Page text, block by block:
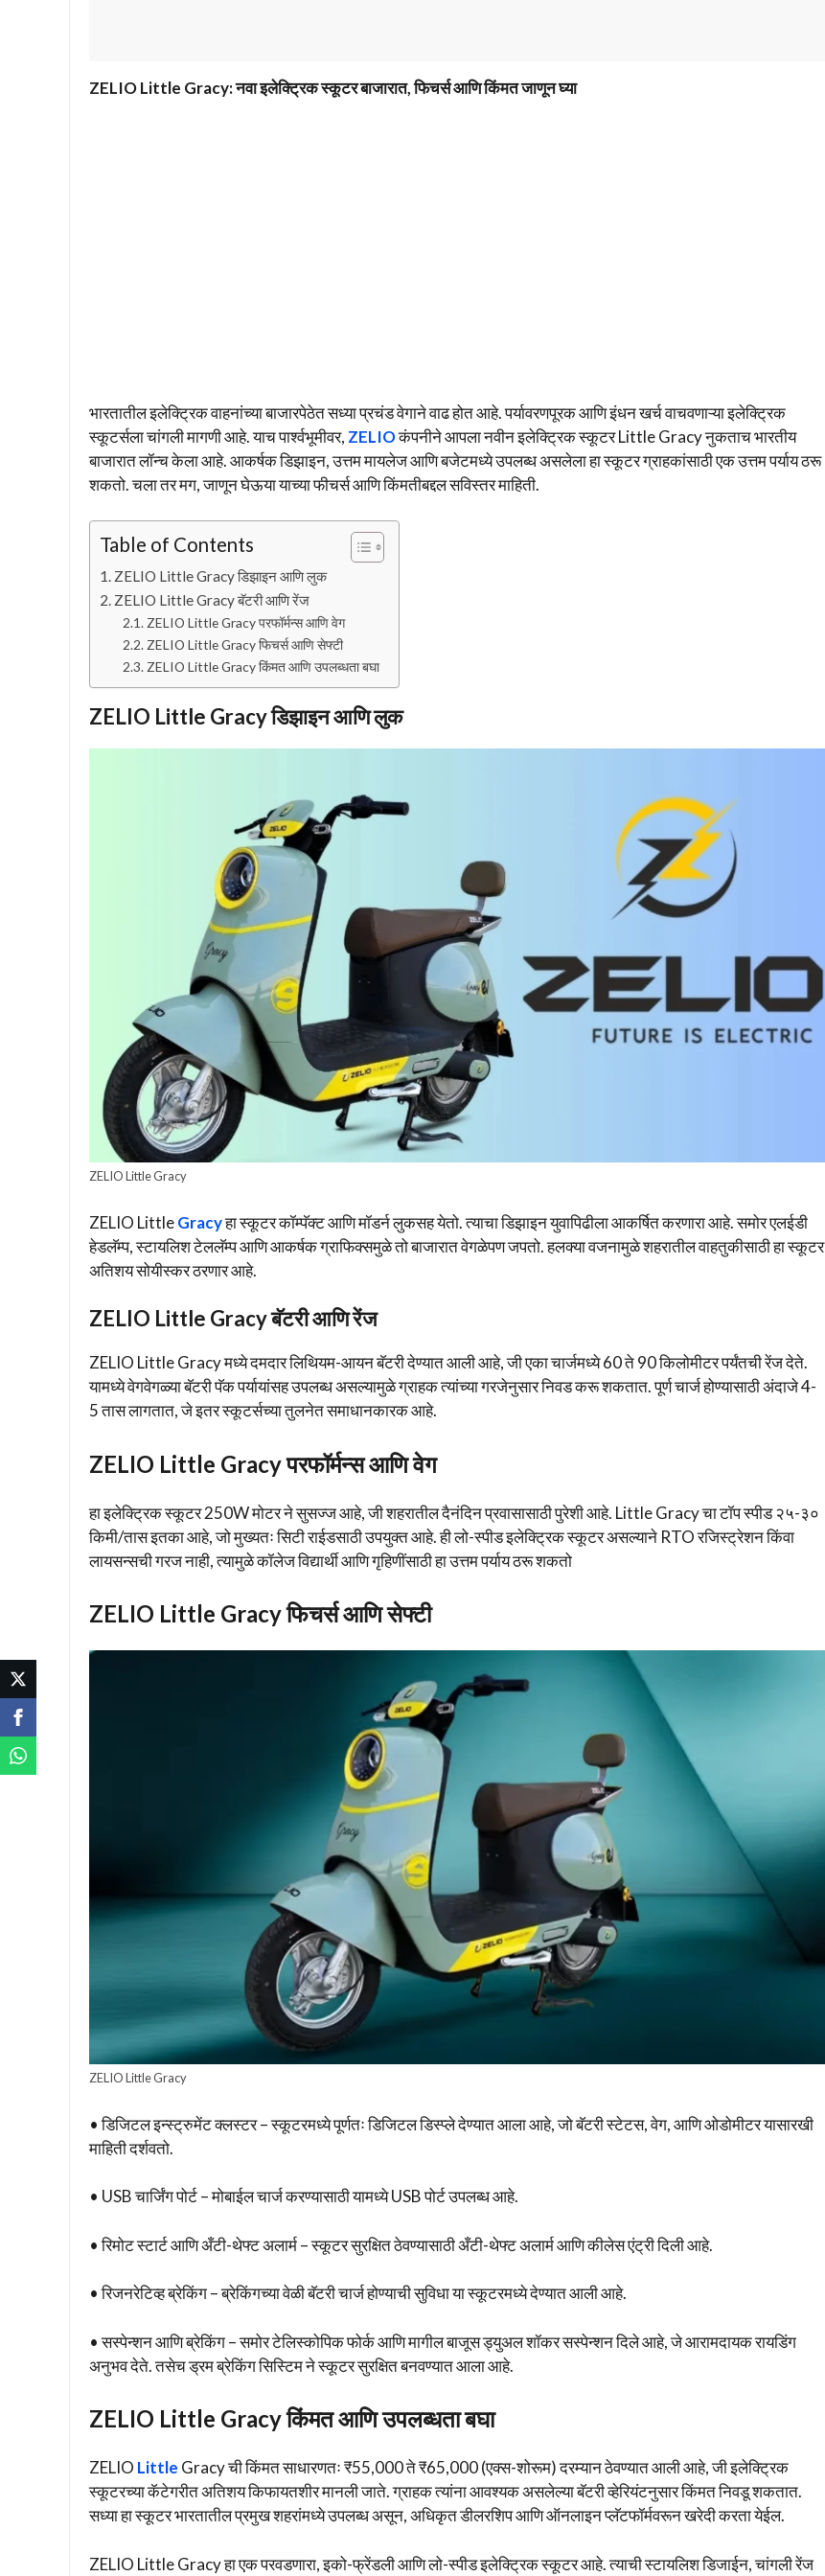
ZELIO Little Gracy: नवा इलेक्ट्रिक स्कूटर बाजारात, फिचर्स आणि किंमत जाणून घ्या
भारतातील इलेक्ट्रिक वाहनांच्या बाजारपेठेत सध्या प्रचंड वेगाने वाढ होत आहे. पर्यावरणपूरक आणि इंधन खर्च वाचवणाऱ्या इलेक्ट्रिक
स्कूटर्सला चांगली मागणी आहे. याच पार्श्वभूमीवर, ZELIOकंपनीने आपला नवीन इलेक्ट्रिक स्कूटर Little Gracy नुकताच भारतीय
बाजारात लॉन्च केला आहे. आकर्षक डिझाइन, उत्तम मायलेज आणि बजेटमध्ये उपलब्ध असलेला हा स्कूटर ग्राहकांसाठी एक उत्तम पर्याय ठरू
शकतो. चला तर मग, जाणून घेऊया याच्या फीचर्स आणि किंमतीबद्दल सविस्तर माहिती.
Table of Contents
ZELIO Little Gracy डिझाइन आणि लुक
ZELIO Little Gracy बॅटरी आणि रेंज
ZELIO Little Gracy परफॉर्मन्स आणि वेग
ZELIO Little Gracy फिचर्स आणि सेफ्टी
ZELIO Little Gracy किंमत आणि उपलब्धता बघा
ZELIO Little Gracy डिझाइन आणि लुक
ZELIO Little Gracy
ZELIO LittleGracyहा स्कूटर कॉम्पॅक्ट आणि मॉडर्न लुकसह येतो. त्याचा डिझाइन युवापिढीला आकर्षित करणारा आहे. समोर एलईडी
हेडलॅम्प, स्टायलिश टेललॅम्प आणि आकर्षक ग्राफिक्समुळे तो बाजारात वेगळेपण जपतो. हलक्या वजनामुळे शहरातील वाहतुकीसाठी हा स्कूटर
अतिशय सोयीस्कर ठरणार आहे.
ZELIO Little Gracy बॅटरी आणि रेंज
ZELIO Little Gracy मध्ये दमदार लिथियम-आयन बॅटरी देण्यात आली आहे, जी एका चार्जमध्ये 60 ते 90 किलोमीटर पर्यंतची रेंज देते.
यामध्ये वेगवेगळ्या बॅटरी पॅक पर्यायांसह उपलब्ध असल्यामुळे ग्राहक त्यांच्या गरजेनुसार निवड करू शकतात. पूर्ण चार्ज होण्यासाठी अंदाजे 4-
5 तास लागतात, जे इतर स्कूटर्सच्या तुलनेत समाधानकारक आहे.
ZELIO Little Gracy परफॉर्मन्स आणि वेग
हा इलेक्ट्रिक स्कूटर 250W मोटर ने सुसज्ज आहे, जी शहरातील दैनंदिन प्रवासासाठी पुरेशी आहे. Little Gracy चा टॉप स्पीड २५-३०
किमी/तास इतका आहे, जो मुख्यतः सिटी राईडसाठी उपयुक्त आहे. ही लो-स्पीड इलेक्ट्रिक स्कूटर असल्याने RTO रजिस्ट्रेशन किंवा
लायसन्सची गरज नाही, त्यामुळे कॉलेज विद्यार्थी आणि गृहिणींसाठी हा उत्तम पर्याय ठरू शकतो
ZELIO Little Gracy फिचर्स आणि सेफ्टी
ZELIO Little Gracy
• डिजिटल इन्स्ट्रुमेंट क्लस्टर – स्कूटरमध्ये पूर्णतः डिजिटल डिस्प्ले देण्यात आला आहे, जो बॅटरी स्टेटस, वेग, आणि ओडोमीटर यासारखी
माहिती दर्शवतो.
• USB चार्जिंग पोर्ट – मोबाईल चार्ज करण्यासाठी यामध्ये USB पोर्ट उपलब्ध आहे.
• रिमोट स्टार्ट आणि अँटी-थेफ्ट अलार्म – स्कूटर सुरक्षित ठेवण्यासाठी अँटी-थेफ्ट अलार्म आणि कीलेस एंट्री दिली आहे.
• रिजनरेटिव्ह ब्रेकिंग – ब्रेकिंगच्या वेळी बॅटरी चार्ज होण्याची सुविधा या स्कूटरमध्ये देण्यात आली आहे.
• सस्पेन्शन आणि ब्रेकिंग – समोर टेलिस्कोपिक फोर्क आणि मागील बाजूस ड्युअल शॉकर सस्पेन्शन दिले आहे, जे आरामदायक रायडिंग
अनुभव देते. तसेच ड्रम ब्रेकिंग सिस्टिम ने स्कूटर सुरक्षित बनवण्यात आला आहे.
ZELIO Little Gracy किंमत आणि उपलब्धता बघा
ZELIO Little Gracy ची किंमत साधारणतः ₹55,000 ते ₹65,000 (एक्स-शोरूम) दरम्यान ठेवण्यात आली आहे, जी इलेक्ट्रिक
स्कूटरच्या कॅटेगरीत अतिशय किफायतशीर मानली जाते. ग्राहक त्यांना आवश्यक असलेल्या बॅटरी व्हेरियंटनुसार किंमत निवडू शकतात.
सध्या हा स्कूटर भारतातील प्रमुख शहरांमध्ये उपलब्ध असून, अधिकृत डीलरशिप आणि ऑनलाइन प्लॅटफॉर्मवरून खरेदी करता येईल.
ZELIO Little Gracy हा एक परवडणारा, इको-फ्रेंडली आणि लो-स्पीड इलेक्ट्रिक स्कूटर आहे. त्याची स्टायलिश डिजाईन, चांगली रेंज